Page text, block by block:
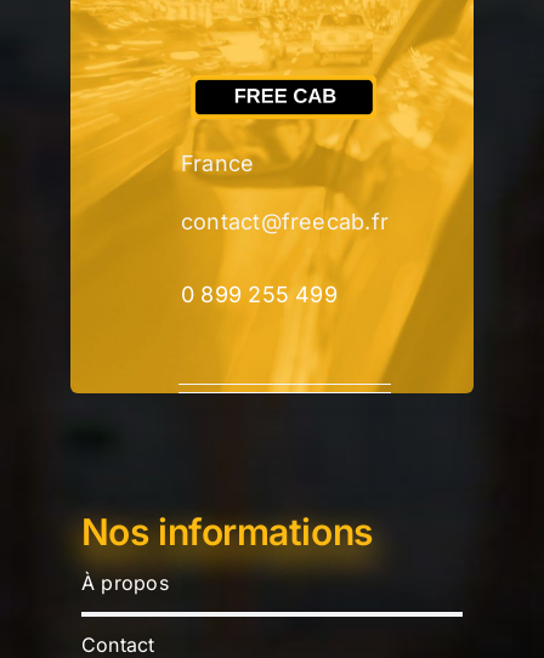
France
contact@freecab.fr
0 899 255 499
Nos informations
À propos
Contact